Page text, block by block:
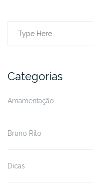
Search
Categorias
Amamentação
Bruno Rito
Dicas